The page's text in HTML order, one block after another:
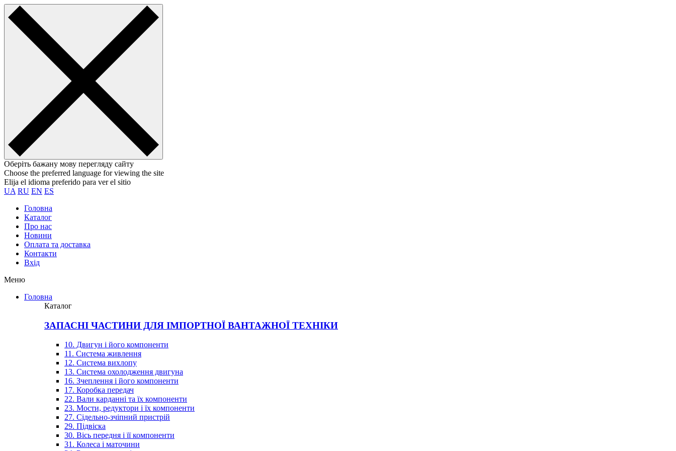
Оберіть бажану мову перегляду сайту
Choose the preferred language for viewing the site
Elija el idioma preferido para ver el sitio
UA RU EN ES
Головна
Каталог
Про нас
Новини
Оплата та доставка
Контакти
Вхiд
Меню
Головна
Каталог
ЗАПАСНІ ЧАСТИНИ ДЛЯ ІМПОРТНОЇ ВАНТАЖНОЇ ТЕХНІКИ
10. Двигун і його компоненти
11. Система живлення
12. Система вихлопу
13. Система охолодження двигуна
16. Зчеплення і його компоненти
17. Коробка передач
22. Вали карданні та їх компоненти
23. Мости, редуктори і їх компоненти
27. Сідельно-зчіпний пристрій
29. Підвіска
30. Вісь передня і її компоненти
31. Колеса і маточини